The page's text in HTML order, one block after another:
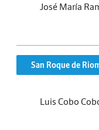
José María
San Roque de
Luis Cobo